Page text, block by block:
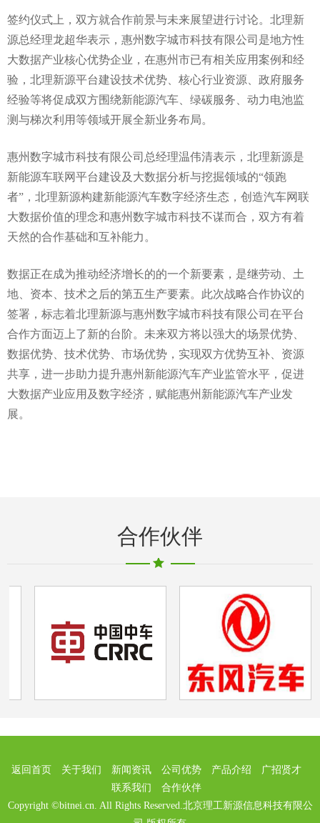
签约仪式上，双方就合作前景与未来展望进行讨论。北理新
源总经理龙超华表示，惠州数字城市科技有限公司是地方性
大数据产业核心优势企业，在惠州市已有相关应用案例和经
验，北理新源平台建设技术优势、核心行业资源、政府服务
经验等将促成双方围绕新能源汽车、绿碳服务、动力电池监
测与梯次利用等领域开展全新业务布局。
惠州数字城市科技有限公司总经理温伟清表示，北理新源是
新能源车联网平台建设及大数据分析与挖掘领域的“领跑
者” ，北理新源构建新能源汽车数字经济生态，创造汽车网联
大数据价值的理念和惠州数字城市科技不谋而合，双方有着
天然的合作基础和互补能力。
数据正在成为推动经济增长的的一个新要素，是继劳动、土
地、资本、技术之后的第五生产要素。此次战略合作协议的
签署，标志着北理新源与惠州数字城市科技有限公司在平台
合作方面迈上了新的台阶。未来双方将以强大的场景优势、
数据优势、技术优势、市场优势，实现双方优势互补、资源
共享，进一步助力提升惠州新能源汽车产业监管水平，促进
大数据产业应用及数字经济，赋能惠州新能源汽车产业发
展。
合作伙伴
返回首页 关于我们 新闻资讯 公司优势 产品介绍
广招贤才
联系我们
合作伙伴
Copyright ©bitnei.cn. All Rights Reserved.北京理工新源信息科技有限公